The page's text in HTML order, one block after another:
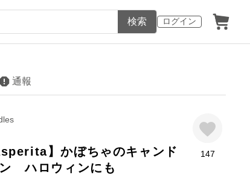
ログイン
検索
通報
】かぼちゃのキャンド
ハロウィンにも
147